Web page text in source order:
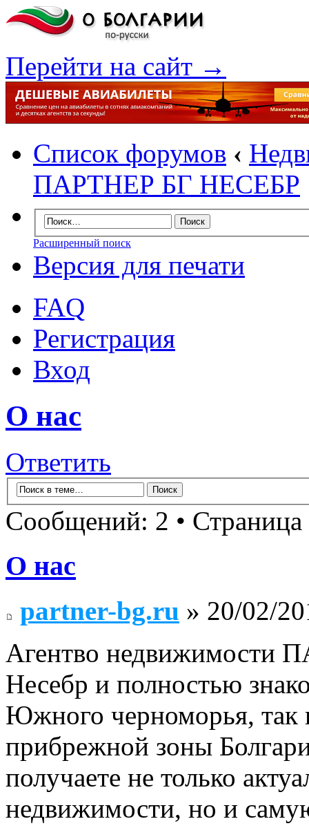
Перейти на сайт →
Список форумов ‹
ПАРТНЕР БГ НЕСЕБР
Расширенный поиск
Версия для печати
FAQ
Регистрация
Вход
О нас
Ответить
Сообщений: 2 • Страница
О нас
partner-bg.ru » 20/02/
Агентво недвижимости
Несебр и полностью
Южного черноморья, так
прибрежной зоны
получаете не только
недвижимости, но и